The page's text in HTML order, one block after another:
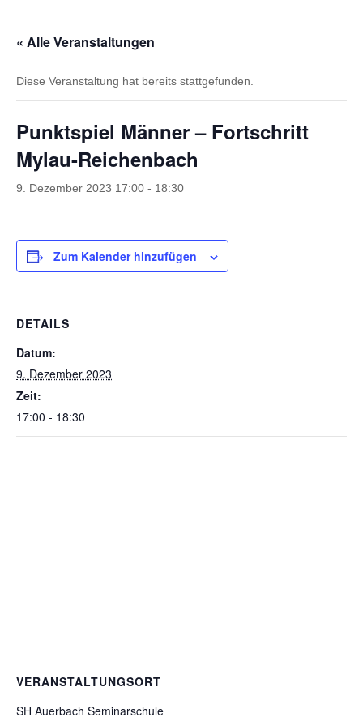
« Alle Veranstaltungen
Diese Veranstaltung hat bereits stattgefunden.
Punktspiel Männer – Fortschritt
Mylau-Reichenbach
9. Dezember 2023 17:00 - 18:30
Zum Kalender hinzufügen
DETAILS
Datum:
9. Dezember 2023
Zeit:
17:00 - 18:30
VERANSTALTUNGSORT
SH Auerbach Seminarschule